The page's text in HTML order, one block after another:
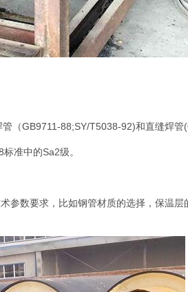
（GB9711-88;SY/T5038-92)和直缝焊管
准中的Sa2级。
参数要求，比如钢管材质的选择，保温层